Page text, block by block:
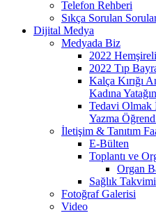
Telefon Rehberi
Sıkça Sorulan
Dijital Medya
Medyada Biz
2022
2022 Tıp
Kalça Kırığı
Kadına
Tedavi Olmak
Yazma
İletişim & Tanıtım
E-Bülten
Toplantı ve
Organ
Sağlık Takvimi
Fotoğraf Galerisi
Video